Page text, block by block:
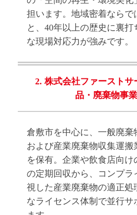
担います。地域密着ならで
と、40年以上の歴史に裏
な現場対応力が強みです。
2. 株式会社ファーストサ
品・廃棄物事業
倉敷市を中心に、一般廃棄
および産業廃棄物収集運搬
を保有。企業や飲食店向け
の定期回収から、コンプラ
視した産業廃棄物の適正処
なライセンス体制で並行サ